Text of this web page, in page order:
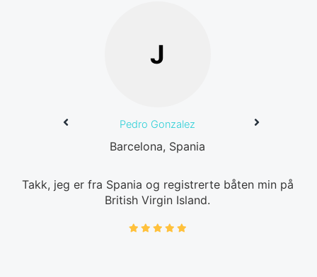
J
Pedro Gonzalez
Barcelona, Spania
Takk, jeg er fra Spania og registrerte båten min på
British Virgin Island.